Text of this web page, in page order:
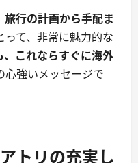
旅行の計画から手配ま
って、非常に魅力的な
これならすぐに海外
心強いメッセージで
トリの充実し